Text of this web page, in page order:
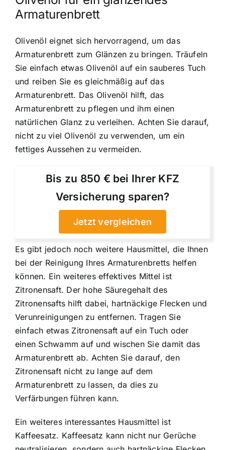
Armaturenbrett
Olivenöl eignet sich hervorragend, um das
Armaturenbrett zum Glänzen zu bringen. Träufeln
Sie einfach etwas Olivenöl auf ein sauberes Tuch
und reiben Sie es gleichmäßig auf das
Armaturenbrett. Das Olivenöl hilft, das
Armaturenbrett zu pflegen und ihm einen
natürlichen Glanz zu verleihen. Achten Sie darauf,
nicht zu viel Olivenöl zu verwenden, um ein
fettiges Aussehen zu vermeiden.
Bis zu 850 € bei Ihrer KFZ
Versicherung sparen?
Jetzt vergleichen
Es gibt jedoch noch weitere Hausmittel, die Ihnen
bei der Reinigung Ihres Armaturenbretts helfen
können. Ein weiteres effektives Mittel ist
Zitronensaft. Der hohe Säuregehalt des
Zitronensafts hilft dabei, hartnäckige Flecken und
Verunreinigungen zu entfernen. Tragen Sie
einfach etwas Zitronensaft auf ein Tuch oder
einen Schwamm auf und wischen Sie damit das
Armaturenbrett ab. Achten Sie darauf, den
Zitronensaft nicht zu lange auf dem
Armaturenbrett zu lassen, da dies zu
Verfärbungen führen kann.
Ein weiteres interessantes Hausmittel ist
Kaffeesatz. Kaffeesatz kann nicht nur Gerüche